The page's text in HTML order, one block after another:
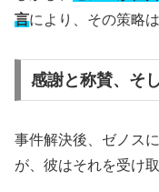
言により、その策略
感謝と称賛、そ
事件解決後、ゼノス
が、彼はそれを受け